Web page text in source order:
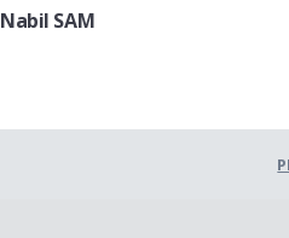
Nabil SAM